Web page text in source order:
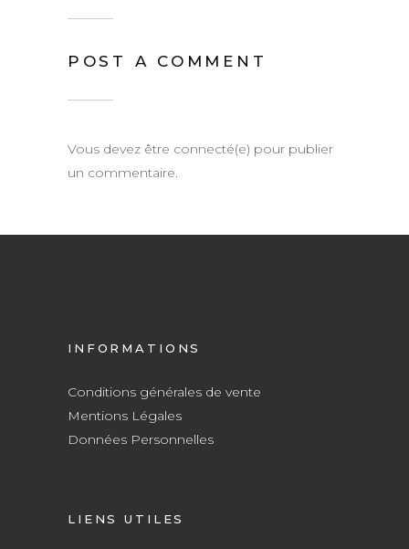
POST A COMMENT
Vous devez être connecté(e) pour publier
un commentaire.
INFORMATIONS
Conditions générales de vente
Mentions Légales
Données Personnelles
LIENS UTILES